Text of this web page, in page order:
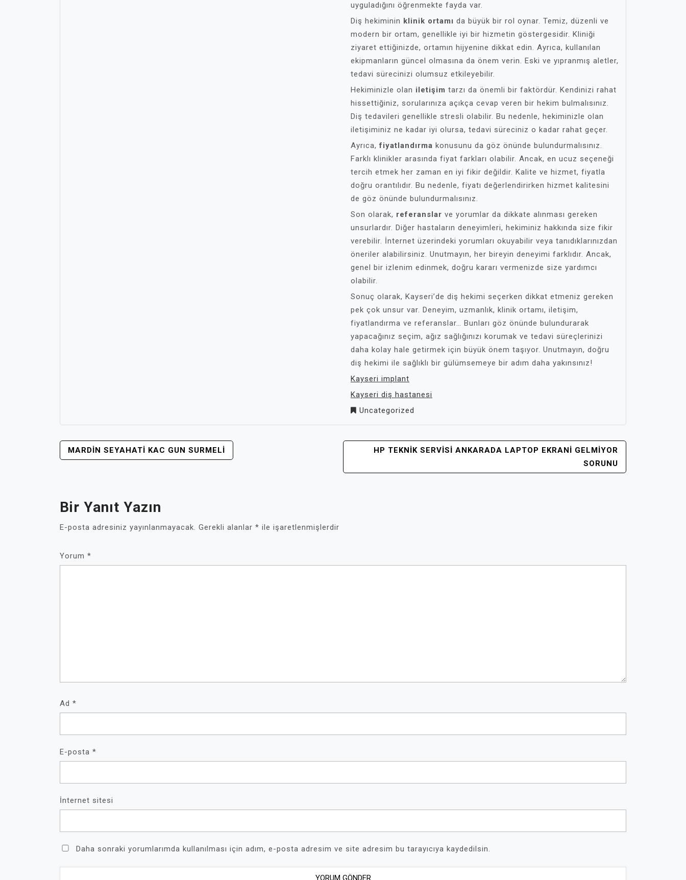
uyguladığını öğrenmekte fayda var.
Diş hekiminin klinik ortamı da büyük bir rol oynar. Temiz, düzenli ve
modern bir ortam, genellikle iyi bir hizmetin göstergesidir. Kliniği
ziyaret ettiğinizde, ortamın hijyenine dikkat edin. Ayrıca, kullanılan
ekipmanların güncel olmasına da önem verin. Eski ve yıpranmış aletler,
tedavi sürecinizi olumsuz etkileyebilir.
Hekiminizle olan iletişim tarzı da önemli bir faktördür. Kendinizi rahat
hissettiğiniz, sorularınıza açıkça cevap veren bir hekim bulmalısınız.
Diş tedavileri genellikle stresli olabilir. Bu nedenle, hekiminizle olan
iletişiminiz ne kadar iyi olursa, tedavi süreciniz o kadar rahat geçer.
Ayrıca,fiyatlandırma konusunu da göz önünde bulundurmalısınız.
Farklı klinikler arasında fiyat farkları olabilir. Ancak, en ucuz seçeneği
tercih etmek her zaman en iyi fikir değildir. Kalite ve hizmet, fiyatla
doğru orantılıdır. Bu nedenle, fiyatı değerlendirirken hizmet kalitesini
de göz önünde bulundurmalısınız.
Son olarak, referanslar ve yorumlar da dikkate alınması gereken
unsurlardır. Diğer hastaların deneyimleri, hekiminiz hakkında size fikir
verebilir. İnternet üzerindeki yorumları okuyabilir veya tanıdıklarınızdan
öneriler alabilirsiniz. Unutmayın, her bireyin deneyimi farklıdır. Ancak,
genel bir izlenim edinmek, doğru kararı vermenizde size yardımcı
olabilir.
Sonuç olarak, Kayseri’de diş hekimi seçerken dikkat etmeniz gereken
pek çok unsur var. Deneyim, uzmanlık, klinik ortamı, iletişim,
fiyatlandırma ve referanslar… Bunları göz önünde bulundurarak
yapacağınız seçim, ağız sağlığınızı korumak ve tedavi süreçlerinizi
daha kolay hale getirmek için büyük önem taşıyor. Unutmayın, doğru
diş hekimi ile sağlıklı bir gülümsemeye bir adım daha yakınsınız!
Kayseri implant
Kayseri diş hastanesi
Uncategorized
YAZI
GEZINMESI
MARDIN SEYAHATI KAC GUN SURMELI
HP TEKNIK SERVISI ANKARADA LAPTOP EKRANI GELMIYOR
SORUNU
Bir Yanıt Yazın
E-posta adresiniz yayınlanmayacak. Gerekli alanlar * ile işaretlenmişlerdir
Yorum *
Ad *
E-posta *
İnternet sitesi
Daha sonraki yorumlarımda kullanılması için adım, e-posta adresim ve site adresim bu tarayıcıya kaydedilsin.